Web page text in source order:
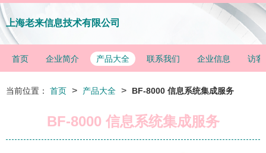
上海老来信息技术有限公司
首页 企业简介 产品大全 联系我们 企业信息 访客
当前位置： 首页 > 产品大全 > BF-8000 信息系统集成服务
BF-8000 信息系统集成服务